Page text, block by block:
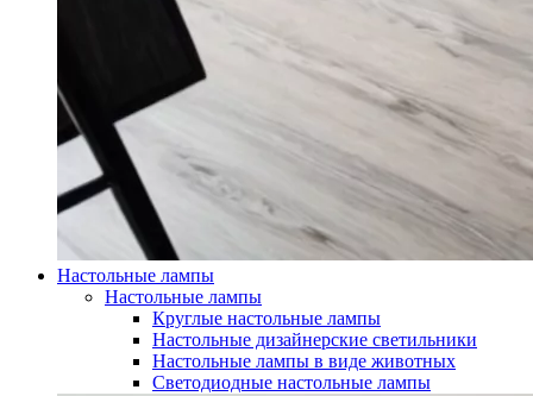
Настольные лампы
Настольные лампы
Круглые настольные лампы
Настольные дизайнерские светильники
Настольные лампы в виде животных
Светодиодные настольные лампы